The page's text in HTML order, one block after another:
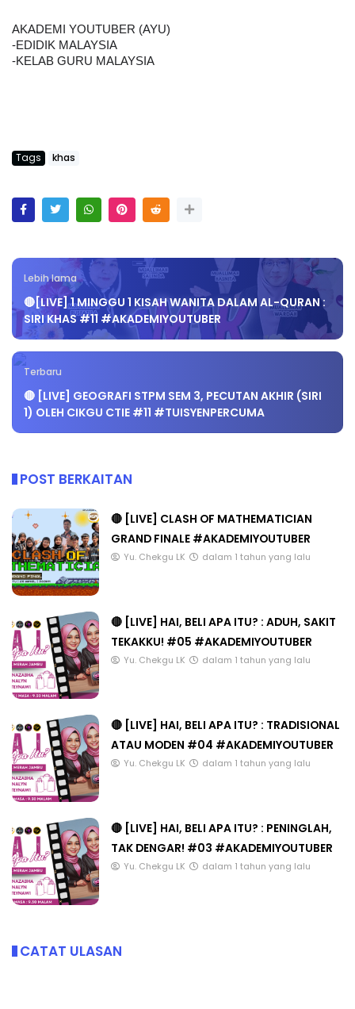
AKADEMI YOUTUBER (AYU)
-EDIDIK MALAYSIA
-KELAB GURU MALAYSIA
Tags khas
Lebih lama
🔴[LIVE] 1 MINGGU 1 KISAH WANITA DALAM AL-QURAN :
SIRI KHAS #11 #AKADEMIYOUTUBER
Terbaru
🔴 [LIVE] GEOGRAFI STPM SEM 3, PECUTAN AKHIR (SIRI
1) OLEH CIKGU CTIE #11 #TUISYENPERCUMA
POST BERKAITAN
🔴 [LIVE] CLASH OF MATHEMATICIAN
GRAND FINALE #AKADEMIYOUTUBER
Yu. Chekgu LK dalam 1 tahun yang lalu
🔴 [LIVE] HAI, BELI APA ITU? : ADUH, SAKIT
TEKAKKU! #05 #AKADEMIYOUTUBER
Yu. Chekgu LK dalam 1 tahun yang lalu
🔴 [LIVE] HAI, BELI APA ITU? : TRADISIONAL
ATAU MODEN #04 #AKADEMIYOUTUBER
Yu. Chekgu LK dalam 1 tahun yang lalu
🔴 [LIVE] HAI, BELI APA ITU? : PENINGLAH,
TAK DENGAR! #03 #AKADEMIYOUTUBER
Yu. Chekgu LK dalam 1 tahun yang lalu
CATAT ULASAN